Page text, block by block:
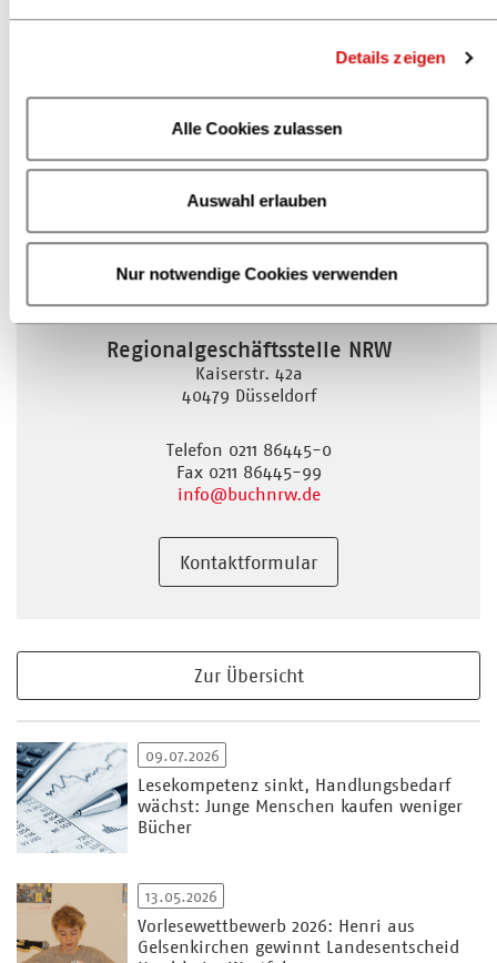
Details zeigen
Alle Cookies zulassen
Auswahl erlauben
Nur notwendige Cookies verwenden
Regionalgeschäftsstelle NRW
Kaiserstr. 42a
40479 Düsseldorf
Telefon 0211 86445-0
Fax 0211 86445-99
info@buchnrw.de
Kontaktformular
Zur Übersicht
09.07.2026
Lesekompetenz sinkt, Handlungsbedarf
wächst: Junge Menschen kaufen weniger
Bücher
13.05.2026
Vorlesewettbewerb 2026: Henri aus
Gelsenkirchen gewinnt Landesentscheid